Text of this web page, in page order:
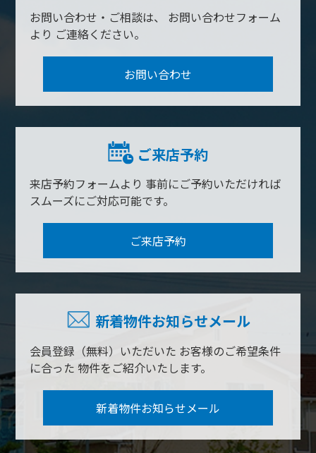
お問い合わせ・ご相談は、
お問い合わせフォーム
より ご連絡ください。
お問い合わせ
ご来店予約
来店予約フォームより 事前にご予約いただければ
スムーズにご対応可能です。
ご来店予約
新着物件お知らせメール
会員登録（無料）いただいた お客様のご希望条件
に合った 物件をご紹介いたします。
新着物件お知らせメール